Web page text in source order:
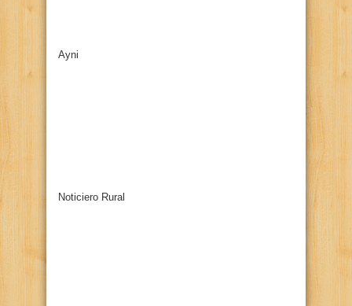
Ayni
Noticiero Rural